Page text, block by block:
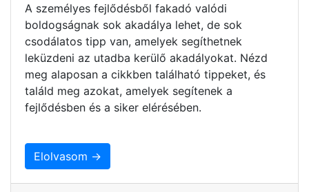
A személyes fejlődésből fakadó valódi
boldogságnak sok akadálya lehet, de sok
csodálatos tipp van, amelyek segíthetnek
leküzdeni az utadba kerülő akadályokat. Nézd
meg alaposan a cikkben található tippeket, és
találd meg azokat, amelyek segítenek a
fejlődésben és a siker elérésében.
Elolvasom →